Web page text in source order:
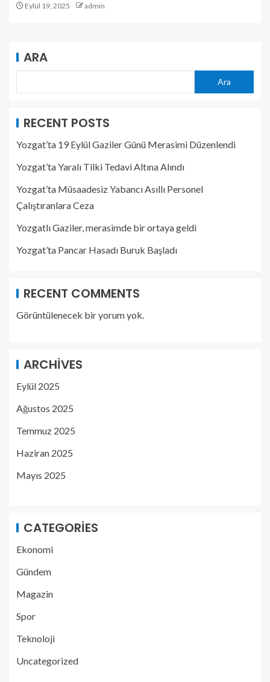
Eylül 19, 2025 admin
ARA
Ara
RECENT POSTS
Yozgat’ta 19 Eylül Gaziler Günü Merasimi Düzenlendi
Yozgat’ta Yaralı Tilki Tedavi Altına Alındı
Yozgat’ta Müsaadesiz Yabancı Asıllı Personel
Çalıştıranlara Ceza
Yozgatlı Gaziler, merasimde bir ortaya geldi
Yozgat’ta Pancar Hasadı Buruk Başladı
RECENT COMMENTS
Görüntülenecek bir yorum yok.
ARCHIVES
Eylül 2025
Ağustos 2025
Temmuz 2025
Haziran 2025
Mayıs 2025
CATEGORIES
Ekonomi
Gündem
Magazin
Spor
Teknoloji
Uncategorized